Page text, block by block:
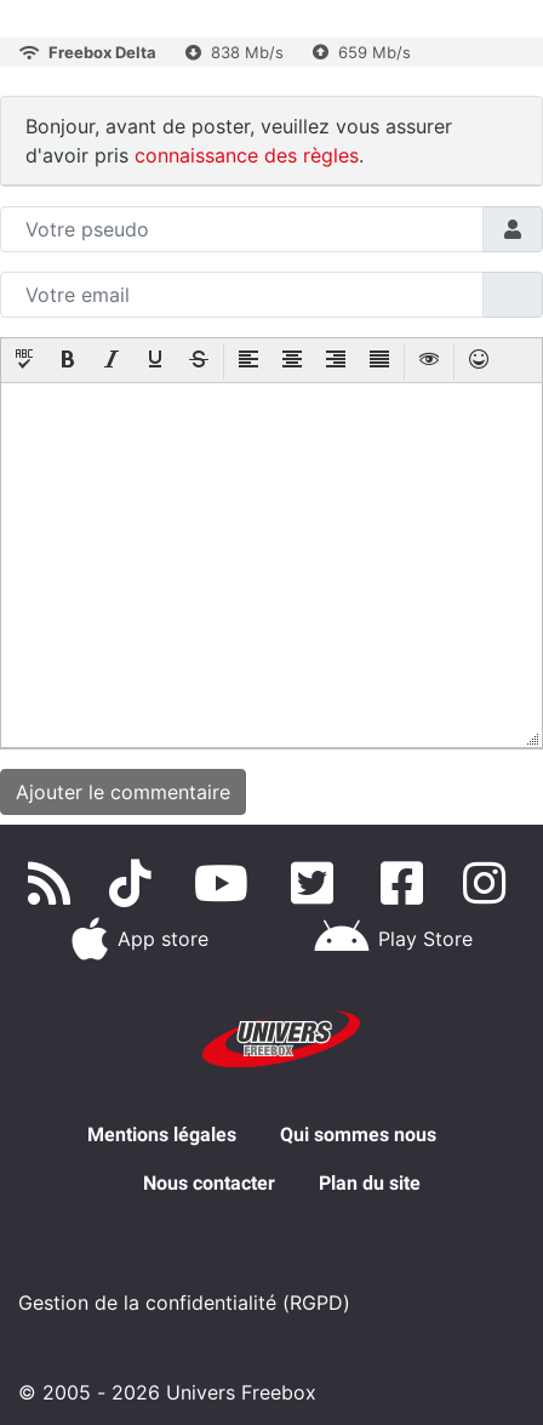
Freebox Delta 838 Mb/s 659 Mb/s
Bonjour, avant de poster, veuillez vous assurer
d'avoir pris connaissance des règles.
App store Play Store
Mentions légales Qui sommes nous
Nous contacter Plan du site
Gestion de la confidentialité (RGPD)
© 2005 - 2026 Univers Freebox